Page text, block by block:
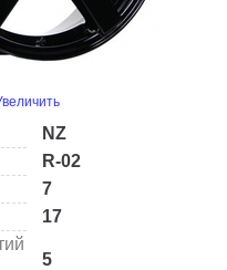
NZ
R-02
7
17
5